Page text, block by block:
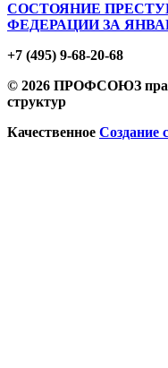
СОСТОЯНИЕ
ФЕДЕРАЦИИ ЗА
+7 (495) 9-68-20-68
© 2026 ПРОФСОЮЗ
структур
Качественное Создание